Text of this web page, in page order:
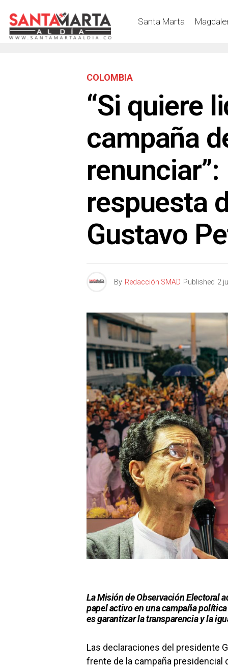
Santa Marta
COLOMBIA
“Si quiere
campaña
respuesta
Gustavo
By Redacción SMAD Published 2
La Misión de Observación Electoral
papel activo en una campaña
es garantizar la transparencia y la
Las declaraciones del presidente
frente de la campaña presidencial